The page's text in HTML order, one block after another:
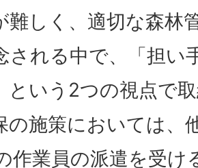
難しく、適切な森林
される中で、「担い
という2つの視点で
の施策においては、
作業員の派遣を受け